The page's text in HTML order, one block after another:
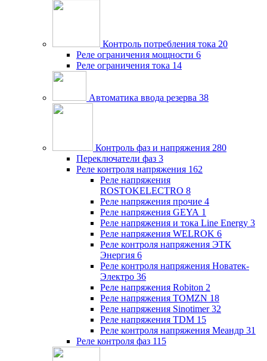
Контроль потребления тока 20
Реле ограничения мощности 6
Реле ограничения тока 14
Автоматика ввода резерва 38
Контроль фаз и напряжения 280
Переключатели фаз 3
Реле контроля напряжения 162
Реле напряжения
ROSTOKELECTRO 8
Реле напряжения прочие 4
Реле напряжения GEYA 1
Реле напряжения и тока Line Energy 3
Реле напряжения WELROK 6
Реле контроля напряжения ЭТК
Энергия 6
Реле контроля напряжения Новатек-
Электро 36
Реле напряжения Robiton 2
Реле напряжения TOMZN 18
Реле напряжения Sinotimer 32
Реле напряжения TDM 15
Реле контроля напряжения Меандр 31
Реле контроля фаз 115